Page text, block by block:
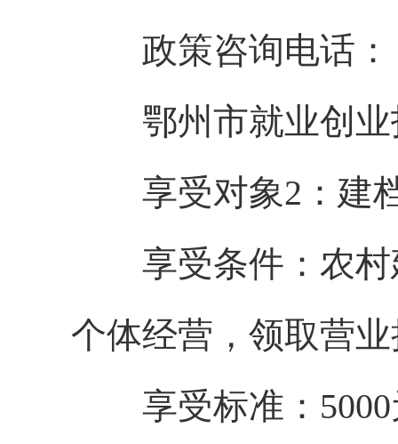
政策咨询电话：
鄂州市就业创业
享受对象2：建
享受条件：农村
个体经营，领取营
享受标准：5000